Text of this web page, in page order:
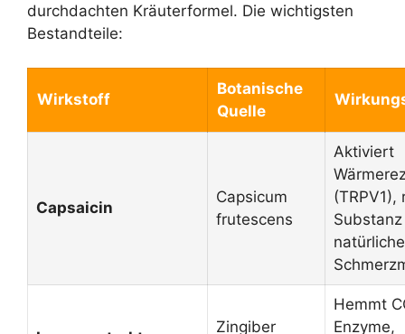
durchdachten Kräuterformel. Die wichtigsten
Bestandteile:
Wirkstoff
Botanische
Quelle
Capsaicin
Capsicum
frutescens
Aktiviert
Substanz
natürliche
Zingiber
Hemmt
Enzyme,